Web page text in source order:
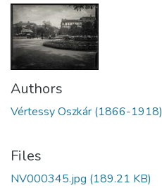
Authors
Vértessy Oszkár (1866-1918)
Files
NV000345.jpg (189.21 KB)